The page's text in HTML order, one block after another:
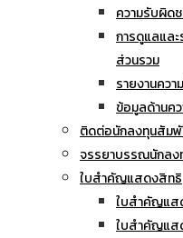
ความรับผิด
การดูแลแล
ส่วนรวม
รายงานคว
ข้อมูลด้านค
ติดต่อนักลงทุนสัม
จรรยาบรรณนักล
ใบสำคัญแสดงสิทธิ
ใบสำคัญแส
ใบสำคัญแส